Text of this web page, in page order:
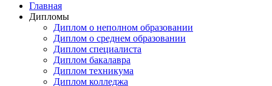
Главная
Дипломы
Диплом о неполном образовании
Диплом о среднем образовании
Диплом специалиста
Диплом бакалавра
Диплом техникума
Диплом колледжа